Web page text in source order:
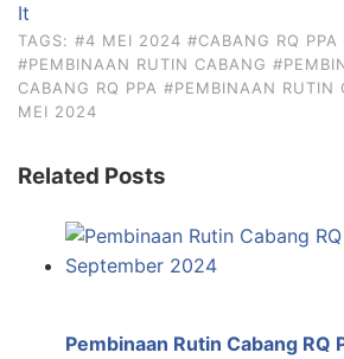
It
TAGS: #4 MEI 2024 #CABANG RQ PPA
#PEMBINAAN RUTIN CABANG
CABANG RQ PPA #PEMBINAAN RUTIN
MEI 2024
Related Posts
Pembinaan Rutin Cabang RQ